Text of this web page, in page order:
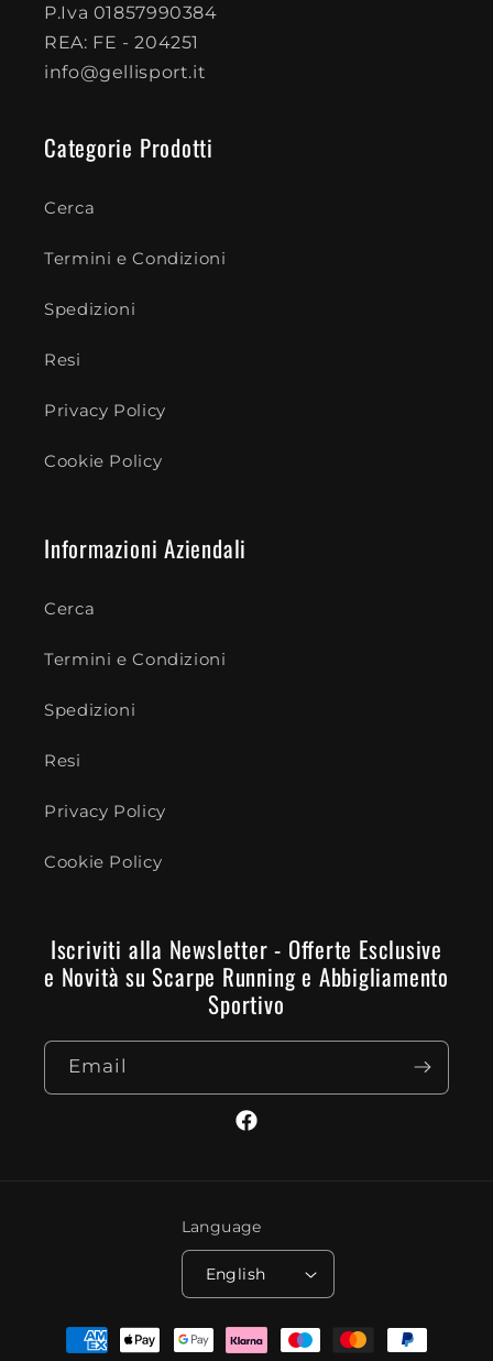
P.Iva 01857990384
REA: FE - 204251
info@gellisport.it
Categorie Prodotti
Cerca
Termini e Condizioni
Spedizioni
Resi
Privacy Policy
Cookie Policy
Informazioni Aziendali
Cerca
Termini e Condizioni
Spedizioni
Resi
Privacy Policy
Cookie Policy
Iscriviti alla Newsletter - Offerte Esclusive
e Novità su Scarpe Running e Abbigliamento
Sportivo
Email
Facebook
Language
English
Payment